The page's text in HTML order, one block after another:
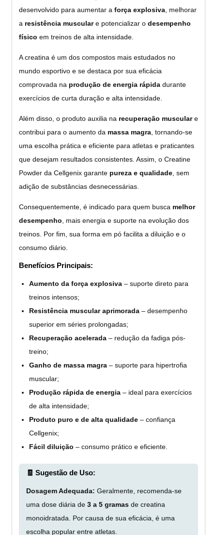
desenvolvido para aumentar a força explosiva , melhorar
a resistência musculare potencializar o desempenho
físico em treinos de alta intensidade.
A creatina é um dos compostos mais estudados no
mundo esportivo e se destaca por sua eficácia
comprovada na produção de energia rápida durante
exercícios de curta duração e alta intensidade.
Além disso, o produto auxilia na recuperação musculare
contribui para o aumento da massa magra , tornando-se
uma escolha prática e eficiente para atletas e praticantes
que desejam resultados consistentes. Assim, o Creatine
Powder da Cellgenix garante pureza e qualidade , sem
adição de substâncias desnecessárias.
Consequentemente, é indicado para quem busca melhor
desempenho , mais energia e suporte na evolução dos
treinos. Por fim, sua forma em pó facilita a diluição e o
consumo diário.
Benefícios Principais:
Aumento da força explosiva – suporte direto para
treinos intensos;
Resistência muscular aprimorada – desempenho
superior em séries prolongadas;
Recuperação acelerada – redução da fadiga pós-
treino;
Ganho de massa magra – suporte para hipertrofia
muscular;
Produção rápida de energia – ideal para exercícios
de alta intensidade;
Produto puro e de alta qualidade – confiança
Cellgenix;
Fácil diluição – consumo prático e eficiente.
🧾 Sugestão de Uso:
Dosagem Adequada: Geralmente, recomenda-se
uma dose diária de 3 a 5 gramas de creatina
monoidratada. Por causa de sua eficácia, é uma
escolha popular entre atletas.